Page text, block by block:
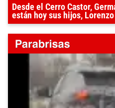
Desde el Cerro Castor,
están hoy sus hijos,